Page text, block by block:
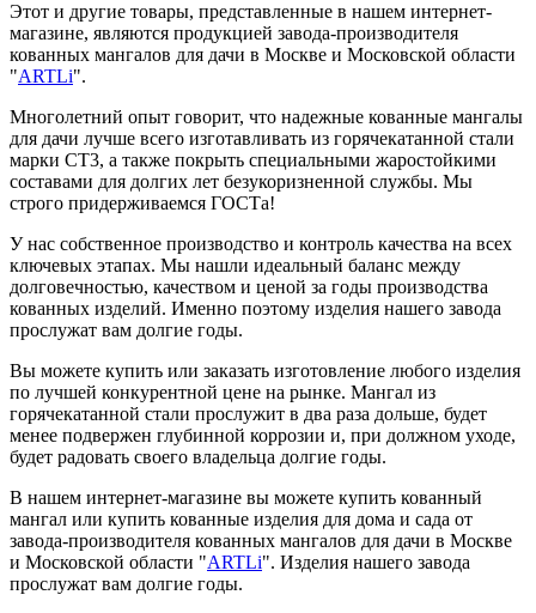
Этот и другие товары, представленные в нашем интернет-
магазине, являются продукцией завода-производителя
кованных мангалов для дачи в Москве и Московской области
"ARTLi".
Многолетний опыт говорит, что надежные кованные мангалы
для дачи лучше всего изготавливать из горячекатанной стали
марки СТ3, а также покрыть специальными жаростойкими
составами для долгих лет безукоризненной службы. Мы
строго придерживаемся ГОСТа!
У нас собственное производство и контроль качества на всех
ключевых этапах. Мы нашли идеальный баланс между
долговечностью, качеством и ценой за годы производства
кованных изделий. Именно поэтому изделия нашего завода
прослужат вам долгие годы.
Вы можете купить или заказать изготовление любого изделия
по лучшей конкурентной цене на рынке. Мангал из
горячекатанной стали прослужит в два раза дольше, будет
менее подвержен глубинной коррозии и, при должном уходе,
будет радовать своего владельца долгие годы.
В нашем интернет-магазине вы можете купить кованный
мангал или купить кованные изделия для дома и сада от
завода-производителя кованных мангалов для дачи в Москве
и Московской области "ARTLi". Изделия нашего завода
прослужат вам долгие годы.